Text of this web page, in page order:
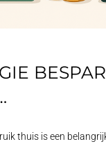
thuis is een